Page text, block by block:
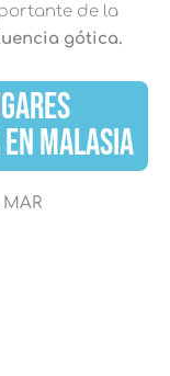
de la
gótica.
MALASIA